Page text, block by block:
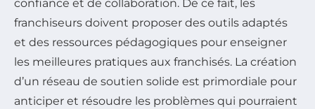
confiance et de collaboration. De ce fait, les
franchiseurs doivent proposer des outils adaptés
et des ressources pédagogiques pour enseigner
les meilleures pratiques aux franchisés. La création
d’un réseau de soutien solide est primordiale pour
anticiper et résoudre les problèmes qui pourraient